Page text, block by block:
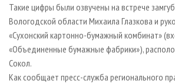
ДЕРЕВЯННОЕ ДОМОСТРОЕНИЕ
ПРОИЗВОДСТВО МЕБЕЛИ
БИОЭНЕРГЕТИКА
ЦБП
ОФИЦИАЛЬНЫЕ ДЕЛЕГАЦИИ
ПРИОРИТЕТНЫЕ ИНВЕСТПРОЕКТЫ
RUSSIAN FORESTRY REVIEW
ГАЗЕТА ЛЕСПРОМФОРУМ
Такие цифры были озвучены на встрече
Вологодской области Михаила Глазкова и
«Сухонский картонно-бумажный комбинат»
«Объединенные бумажные фабрики»),
Сокол.
Как сообщает пресс-служба регионального